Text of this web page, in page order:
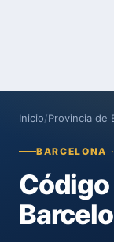
Inicio/Provincia de
BARCELONA